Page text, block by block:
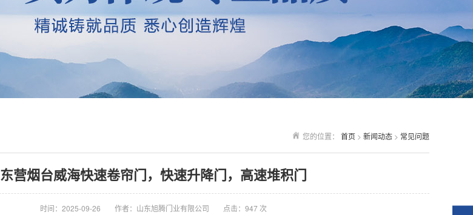
您的位置： 首页 > 新闻动态 > 常见问题
东营烟台威海快速卷帘门，快速升降门，高速堆积门
时间：2025-09-26 作者：山东旭腾门业有限公司 点击： 947 次